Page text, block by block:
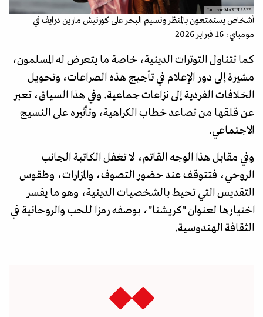
Ludovic MARIN / AFP
أشخاص يستمتعون بالمنظر ونسيم البحر على كورنيش مارين درايف في
مومباي، 16 فبراير 2026
كما تتناول التوترات الدينية، خاصة ما يتعرض له المسلمون،
مشيرة إلى دور الإعلام في تأجيج هذه الصراعات، وتحويل
الخلافات الفردية إلى نزاعات جماعية. وفي هذا السياق، تعبر
عن قلقها من تصاعد خطاب الكراهية، وتأثيره على النسيج
الاجتماعي.
وفي مقابل هذا الوجه القاتم، لا تغفل الكاتبة الجانب
الروحي، فتتوقف عند حضور التصوف، والمزارات، وطقوس
التقديس التي تحيط بالشخصيات الدينية، وهو ما يفسر
اختيارها لعنوان "كريشنا"، بوصفه رمزا للحب والروحانية في
الثقافة الهندوسية.